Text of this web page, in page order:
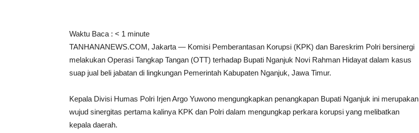
Waktu Baca : < 1 minute
TANHANANEWS.COM, Jakarta — Komisi Pemberantasan Korupsi (KPK) dan Bareskrim Polri bersinergi
melakukan Operasi Tangkap Tangan (OTT) terhadap Bupati Nganjuk Novi Rahman Hidayat dalam kasus
suap jual beli jabatan di lingkungan Pemerintah Kabupaten Nganjuk, Jawa Timur.
Kepala Divisi Humas Polri Irjen Argo Yuwono mengungkapkan penangkapan Bupati Nganjuk ini merupakan
wujud sinergitas pertama kalinya KPK dan Polri dalam mengungkap perkara korupsi yang melibatkan
kepala daerah.